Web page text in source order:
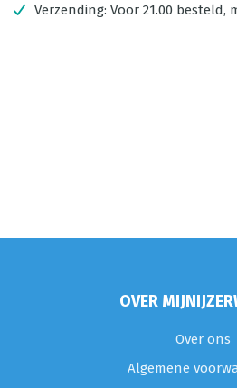
Verzending: Voor 21.00 besteld,
OVER
Over ons
Algemene